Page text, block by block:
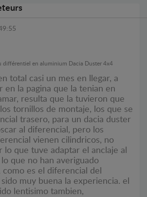
différentiel en aluminium Dacia Duster 4x4
total casi un mes en llegar, a
en la pagina que la tenian en
resulta que la tuvieron que
tornillos de montaje, los que se
trasero, para un dacia duster
al diferencial, pero los
vienen cilindricos, no
lo que tuve adaptar el anclaje al
que no han averiguado
es el diferencial del
muy buena la experiencia. el
lentisimo tambien,